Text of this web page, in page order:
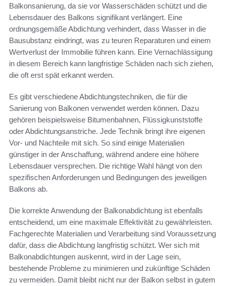
Balkonsanierung, da sie vor Wasserschäden schützt und die
Lebensdauer des Balkons signifikant verlängert. Eine
ordnungsgemäße Abdichtung verhindert, dass Wasser in die
Bausubstanz eindringt, was zu teuren Reparaturen und einem
Wertverlust der Immobilie führen kann. Eine Vernachlässigung
in diesem Bereich kann langfristige Schäden nach sich ziehen,
die oft erst spät erkannt werden.
Es gibt verschiedene Abdichtungstechniken, die für die
Sanierung von Balkonen verwendet werden können. Dazu
gehören beispielsweise Bitumenbahnen, Flüssigkunststoffe
oder Abdichtungsanstriche. Jede Technik bringt ihre eigenen
Vor- und Nachteile mit sich. So sind einige Materialien
günstiger in der Anschaffung, während andere eine höhere
Lebensdauer versprechen. Die richtige Wahl hängt von den
spezifischen Anforderungen und Bedingungen des jeweiligen
Balkons ab.
Die korrekte Anwendung der Balkonabdichtung ist ebenfalls
entscheidend, um eine maximale Effektivität zu gewährleisten.
Fachgerechte Materialien und Verarbeitung sind Voraussetzung
dafür, dass die Abdichtung langfristig schützt. Wer sich mit
Balkonabdichtungen auskennt, wird in der Lage sein,
bestehende Probleme zu minimieren und zukünftige Schäden
zu vermeiden. Damit bleibt nicht nur der Balkon selbst in gutem